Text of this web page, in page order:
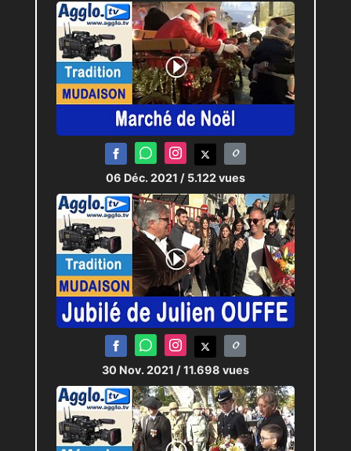
06 Déc. 2021 / 5.122 vues
30 Nov. 2021 / 11.698 vues